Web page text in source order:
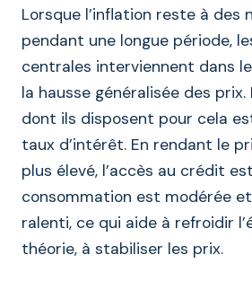
Lorsque l’inflation reste à des
pendant une longue période,
centrales interviennent dans
la hausse généralisée des prix.
dont ils disposent pour cela
taux d’intérêt. En rendant le
plus élevé, l’accès au crédit
consommation est modérée
ralenti, ce qui aide à refroidir
théorie, à stabiliser les prix.